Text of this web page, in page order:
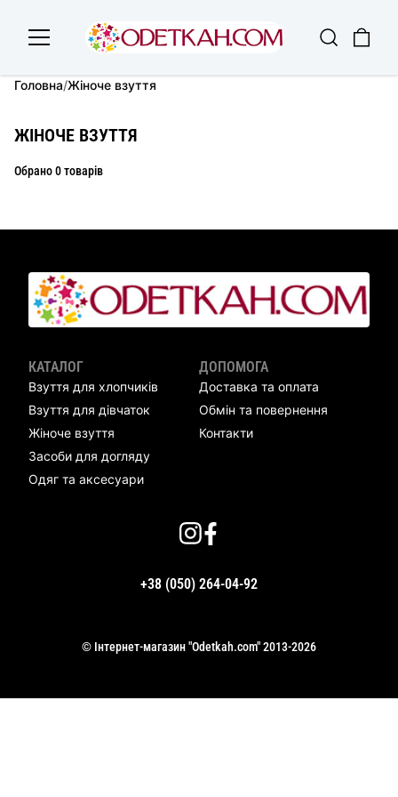
Головна/Жіноче взуття
ЖІНОЧЕ ВЗУТТЯ
Обрано 0 товарів
КАТАЛОГ
Взуття для хлопчиків
Взуття для дівчаток
Жіноче взуття
Засоби для догляду
Одяг та аксесуари
ДОПОМОГА
Доставка та оплата
Обмін та повернення
Контакти
+38 (050) 264-04-92
© Інтернет-магазин "Odetkah.com" 2013-2026